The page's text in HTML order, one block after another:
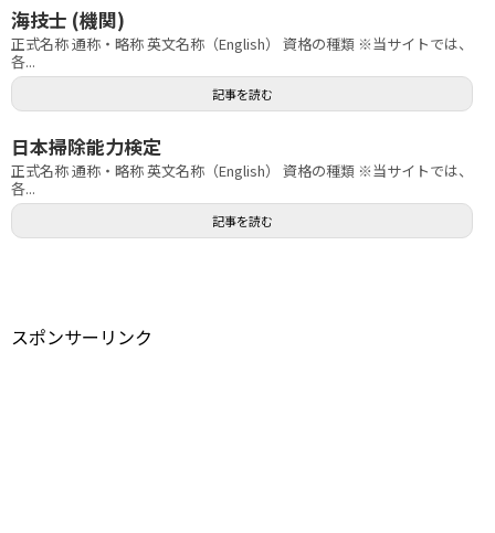
海技士 (機関)
正式名称 通称・略称 英文名称（English） 資格の種類 ※当サイトでは、
各...
記事を読む
日本掃除能力検定
正式名称 通称・略称 英文名称（English） 資格の種類 ※当サイトでは、
各...
記事を読む
スポンサーリンク